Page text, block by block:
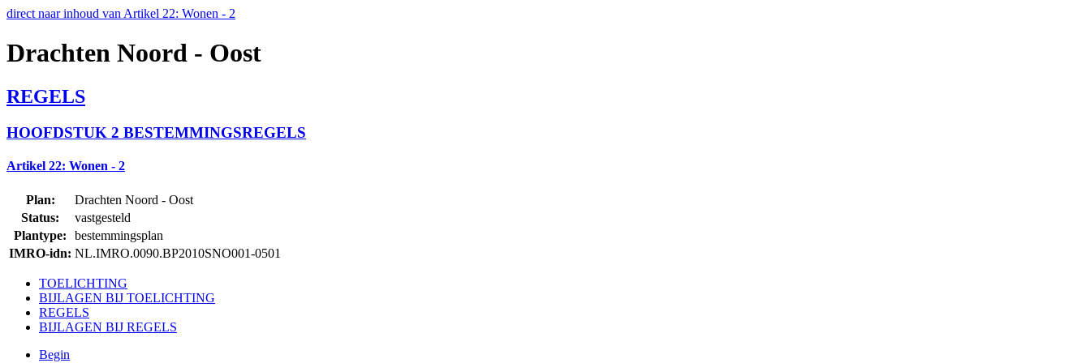
direct naar inhoud van Artikel 22: Wonen - 2
Drachten Noord - Oost
REGELS
HOOFDSTUK 2 BESTEMMINGSREGELS
Artikel 22: Wonen - 2
Plan:
Drachten Noord - Oost
Status:
vastgesteld
Plantype:
bestemmingsplan
IMRO-idn: NL.IMRO.0090.BP2010SNO001-0501
TOELICHTING
BIJLAGEN BIJ TOELICHTING
REGELS
BIJLAGEN BIJ REGELS
Begin